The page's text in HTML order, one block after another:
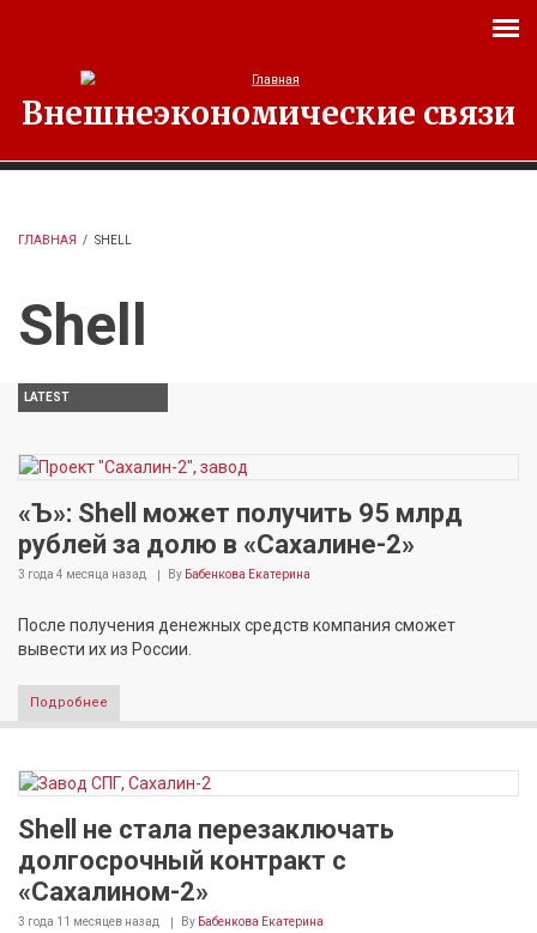
Внешнеэкономические связи
ГЛАВНАЯ / SHELL
Shell
LATEST
«Ъ»: Shell может получить 95 млрд
рублей за долю в «Сахалине-2»
3 года 4 месяца назад By Бабенкова Екатерина
После получения денежных средств компания сможет
вывести их из России.
Подробнее
Shell не стала перезаключать
долгосрочный контракт с
«Сахалином-2»
3 года 11 месяцев назад By Бабенкова Екатерина